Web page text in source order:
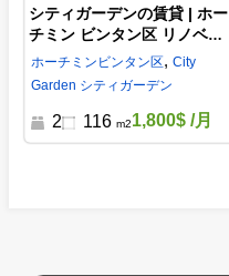
シティガーデンの賃貸 | ホー
チミン ビンタン区 リノベー
ション物件、モダンなデザイ
ン 2ベッド 1800USD
ホーチミン ビンタン区, City
Garden シティガーデン
2 116 m21,800$ /月